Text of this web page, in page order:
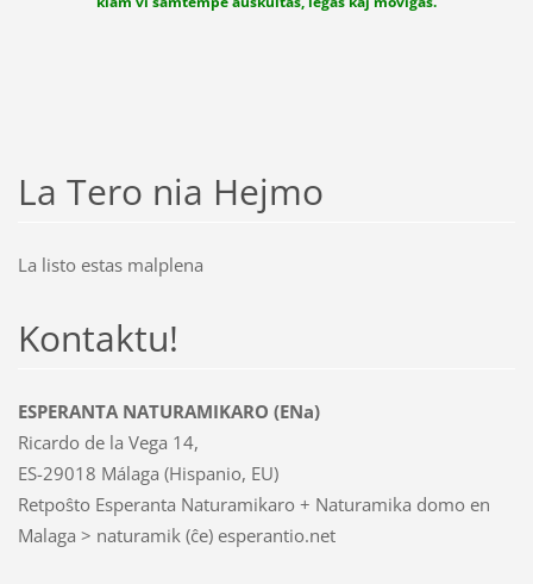
La Tero nia Hejmo
La listo estas malplena
Kontaktu!
ESPERANTA NATURAMIKARO (ENa)
Ricardo de la Vega 14,
ES-29018 Málaga (Hispanio, EU)
Retpoŝto Esperanta Naturamikaro + Naturamika domo en
Malaga > naturamik (ĉe) esperantio.net